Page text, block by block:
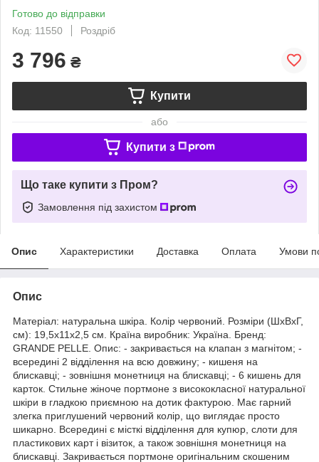
Готово до відправки
Код: 11550
Роздріб
3 796 ₴
Купити
або
Купити з
Що таке купити з Пром?
Замовлення під захистом
Опис Характеристики Доставка Оплата Умови
Опис
Матеріал: натуральна шкіра. Колір червоний. Розміри (ШхВхГ,
см): 19,5х11х2,5 см. Країна виробник: Україна. Бренд:
GRANDE PELLE. Опис: - закривається на клапан з магнітом; -
всередині 2 відділення на всю довжину; - кишеня на
блискавці; - зовнішня монетниця на блискавці; - 6 кишень для
карток. Стильне жіноче портмоне з висококласної натуральної
шкіри в гладкою приємною на дотик фактурою. Має гарний
злегка приглушений червоний колір, що виглядає просто
шикарно. Всередині є місткі відділення для купюр, слоти для
пластикових карт і візиток, а також зовнішня монетниця на
блискавці. Закривається портмоне оригінальним скошеним